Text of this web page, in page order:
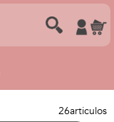
26articulos